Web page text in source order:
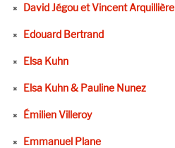
David Jégou et Vincent Arquillière
Edouard Bertrand
Elsa Kuhn
Elsa Kuhn & Pauline Nunez
Émilien Villeroy
Emmanuel Plane